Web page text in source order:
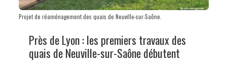
Projet de réaménagement des quais de Neuville-sur-Saône.
Près de Lyon : les premiers travaux des
quais de Neuville-sur-Saône débutent